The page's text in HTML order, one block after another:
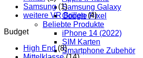
Samsung Galaxy
Google Pixel
Beliebte Produkte
iPhone 14 (2022)
SIM Karten
Smartphone Zubehör
Samsung (1)
weitere VR Brillen (4)
Budget
High End (8)